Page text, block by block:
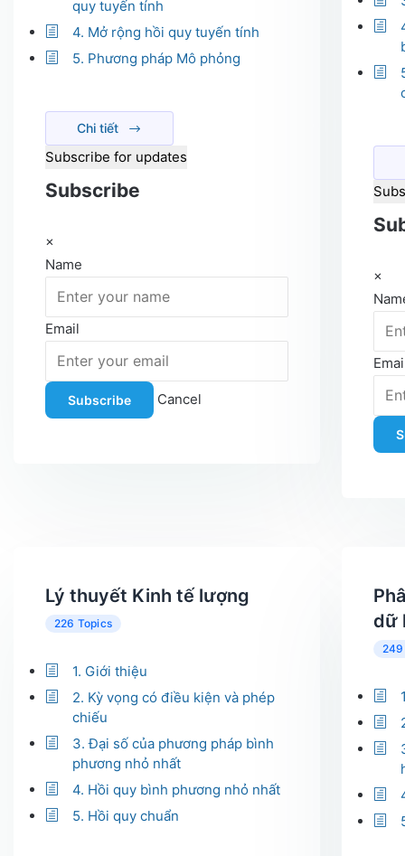
quy tuyến tính
4. Mở rộng hồi quy tuyến tính
5. Phương pháp Mô phỏng
Chi tiết
Subscribe for updates
Subscribe
×
Name
Email
Subscribe Cancel
×
Lý thuyết Kinh tế lượng
226 Topics
1. Giới thiệu
2. Kỳ vọng có điều kiện và phép
chiếu
3. Đại số của phương pháp bình
phương nhỏ nhất
4. Hồi quy bình phương nhỏ nhất
5. Hồi quy chuẩn
dữ
249